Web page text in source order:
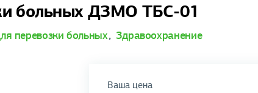
больных ДЗМО ТБС-01
перевозки больных, Здравоохранение
Ваша цена